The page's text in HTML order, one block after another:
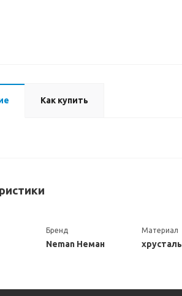
Как купить
Бренд
Neman Неман
Материал
хрусталь